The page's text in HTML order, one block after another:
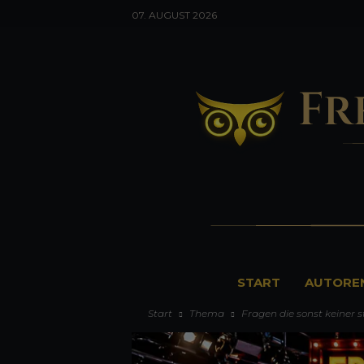
07. AUGUST 2026
START
Start Thema Fragen die sonst keiner